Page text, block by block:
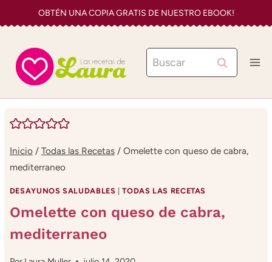
al
contenido
OBTÉN UNA COPIA GRATIS DE NUESTRO EBOOK!
Buscar:
Inicio / Todas las Recetas / Omelette con queso de cabra,
mediterraneo
DESAYUNOS SALUDABLES |TODAS LAS RECETAS
Omelette con queso de cabra,
mediterraneo